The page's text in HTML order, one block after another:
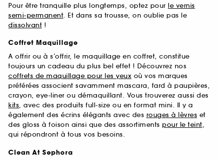
Pour être tranquille plus longtemps, optez pour le vernis
semi-permanent. Et dans sa trousse, on oublie pas le
dissolvant !
Coffret Maquillage
A offrir ou à s’offrir, le maquillage en coffret, constitue
toujours un cadeau du plus bel effet ! Découvrez nos
coffrets de maquillage pour les yeux où vos marques
préférées associent savamment mascara, fard à paupières,
crayon, eye-liner ou démaquillant. Vous trouverez aussi des
kits, avec des produits full-size ou en format mini. Il y a
également des écrins élégants avec des rouges à lèvres et
des gloss à foison ainsi que des assortiments pour le teint,
qui répondront à tous vos besoins.
Clean At Sephora